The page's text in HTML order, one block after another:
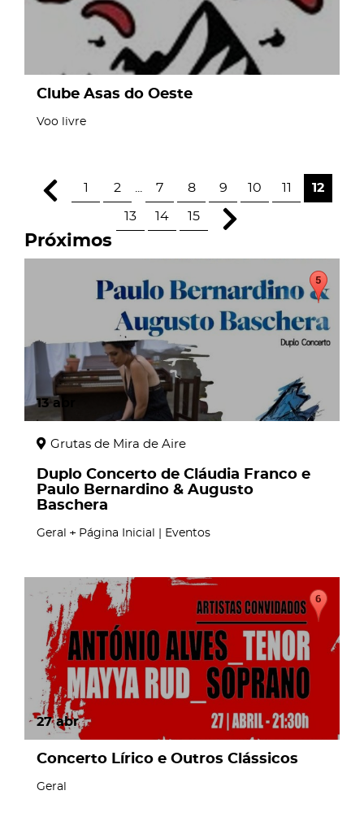
Clube Asas do Oeste
Voo livre
1 2 7 8 9 10 11 12
13 14 15
Próximos
13 abr
Grutas de Mira de Aire
Duplo Concerto de Cláudia Franco e
Paulo Bernardino & Augusto
Baschera
Geral Página Inicial | Eventos
27 abr
Concerto Lírico e Outros Clássicos
Geral